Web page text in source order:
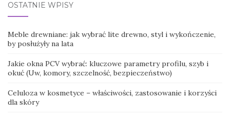
OSTATNIE WPISY
Meble drewniane: jak wybrać lite drewno, styl i wykończenie,
by posłużyły na lata
Jakie okna PCV wybrać: kluczowe parametry profilu, szyb i
okuć (Uw, komory, szczelność, bezpieczeństwo)
Celuloza w kosmetyce – właściwości, zastosowanie i korzyści
dla skóry